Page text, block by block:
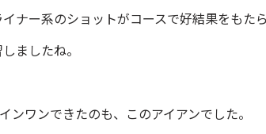
ナー系のショットがコースで好結果をもた
ましたね。
ワンできたのも、このアイアンでした。